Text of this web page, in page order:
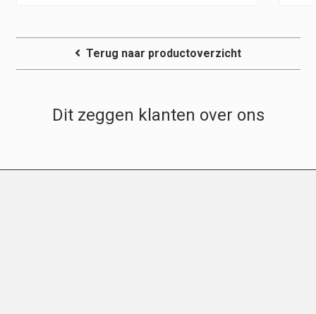
Terug naar productoverzicht
Dit zeggen klanten over ons